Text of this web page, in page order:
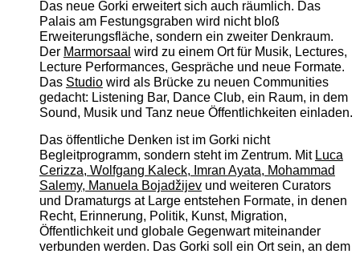
Das neue Gorki erweitert sich auch räumlich. Das
Palais am Festungsgraben wird nicht bloß
Erweiterungsfläche, sondern ein zweiter Denkraum.
Der Marmorsaal wird zu einem Ort für Musik, Lectures,
Lecture Performances, Gespräche und neue Formate.
Das Studiowird als Brücke zu neuen Communities
gedacht: Listening Bar, Dance Club, ein Raum, in dem
Sound, Musik und Tanz neue Öffentlichkeiten einladen.
Das öffentliche Denken ist im Gorki nicht
Begleitprogramm, sondern steht im Zentrum. Mit Luca
Cerizza, Wolfgang Kaleck, Imran Ayata, Mohammad
Salemy, Manuela Bojadžijevund weiteren Curators
und Dramaturgs at Large entstehen Formate, in denen
Recht, Erinnerung, Politik, Kunst, Migration,
Öffentlichkeit und globale Gegenwart miteinander
verbunden werden. Das Gorki soll ein Ort sein, an dem